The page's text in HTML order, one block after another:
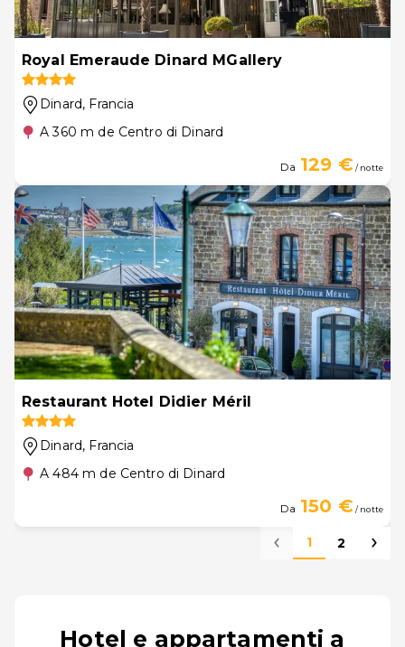
Royal Emeraude Dinard MGallery
Dinard, Francia
A 360 m de Centro di Dinard
Da 129 €/ notte
Restaurant Hotel Didier Méril
Dinard, Francia
A 484 m de Centro di Dinard
Da 150 €/ notte
1 2
Hotel e appartamenti a